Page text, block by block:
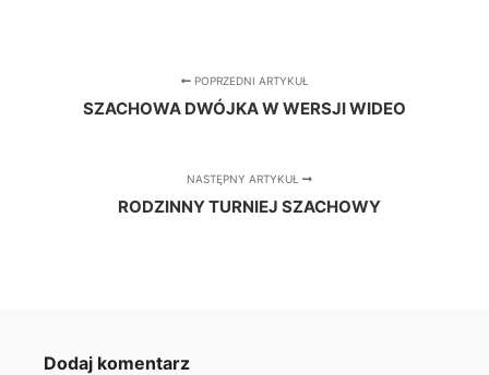
POPRZEDNI ARTYKUŁ
SZACHOWA DWÓJKA W WERSJI WIDEO
NASTĘPNY ARTYKUŁ
RODZINNY TURNIEJ SZACHOWY
Dodaj komentarz